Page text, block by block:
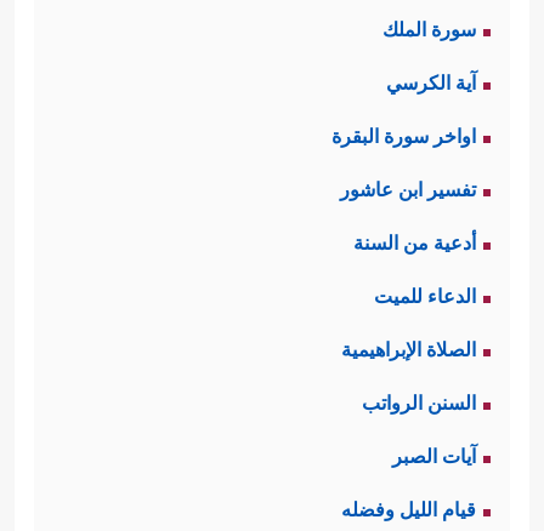
سورة الملك
آية الكرسي
اواخر سورة البقرة
تفسير ابن عاشور
أدعية من السنة
الدعاء للميت
الصلاة الإبراهيمية
السنن الرواتب
آيات الصبر
قيام الليل وفضله